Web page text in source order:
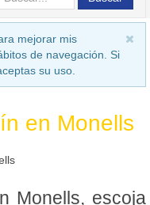
mejorar mis
de navegación. Si
su uso.
en Monells
Monells, escoja